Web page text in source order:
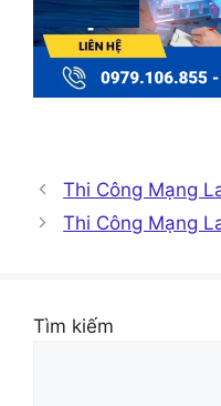
Thi Công Mạng
Thi Công Mạng
Tìm kiếm